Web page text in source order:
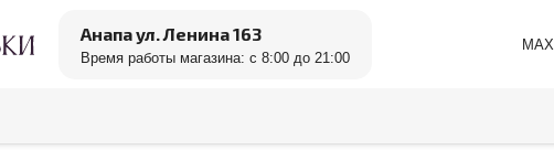
Анапа ул. Ленина 163
Время работы магазина: с 8:00 до 21:00
MAX